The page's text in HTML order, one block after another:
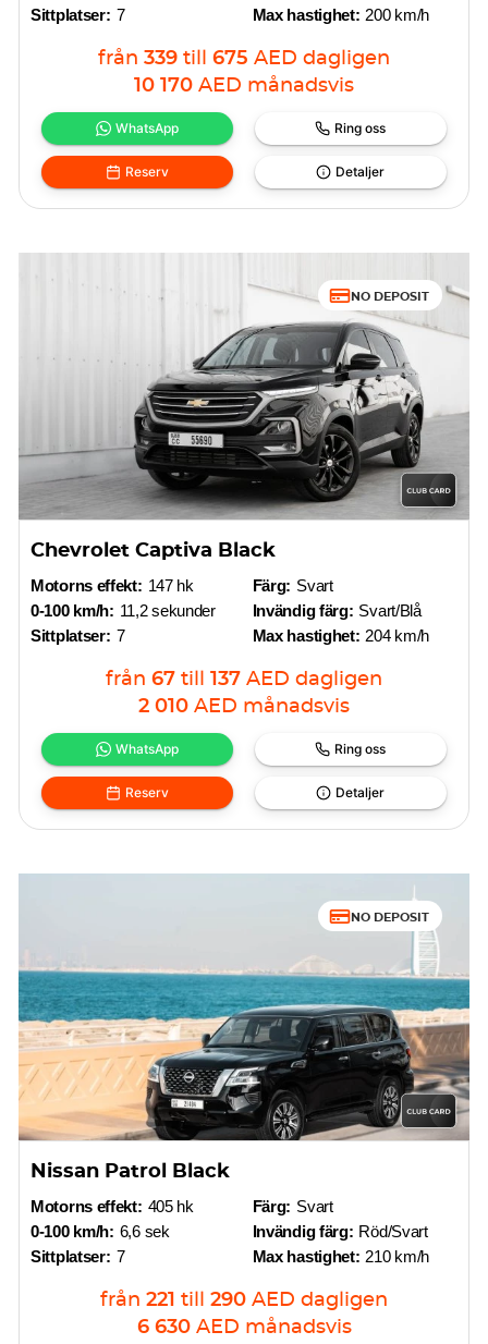
Sittplatser: 7
Max hastighet: 200 km/h
från 339 till 675 AED dagligen
10 170 AED månadsvis
WhatsApp Ring oss
Reserv Detaljer
NO DEPOSIT
Chevrolet Captiva Black
Motorns effekt: 147 hk
0-100 km/h: 11,2 sekunder
Sittplatser: 7
Färg: Svart
Invändig färg: Svart/Blå
Max hastighet: 204 km/h
från 67 till 137 AED dagligen
2 010 AED månadsvis
WhatsApp Ring oss
Reserv Detaljer
NO DEPOSIT
Nissan Patrol Black
Motorns effekt: 405 hk
0-100 km/h: 6,6 sek
Sittplatser: 7
Färg: Svart
Invändig färg: Röd/Svart
Max hastighet: 210 km/h
från 221 till 290 AED dagligen
6 630 AED månadsvis